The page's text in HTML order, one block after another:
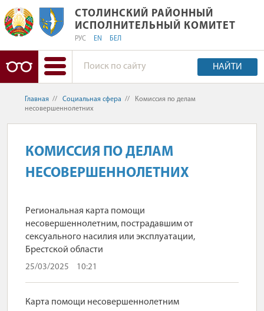
СТОЛИНСКИЙ РАЙОННЫЙ
СТОЛИНСКИЙ РАЙОННЫЙ
ИСПОЛНИТЕЛЬНЫЙ КОМИТЕТ
РУС EN БЕЛ
НАЙТИ
Главная // Социальная сфера //
Комиссия по делам
несовершеннолетних
КОМИССИЯ ПО ДЕЛАМ
НЕСОВЕРШЕННОЛЕТНИХ
Региональная карта помощи
несовершеннолетним, пострадавшим от
сексуального насилия или эксплуатации,
Брестской области
25/03/2025 10:21
Карта помощи несовершеннолетним